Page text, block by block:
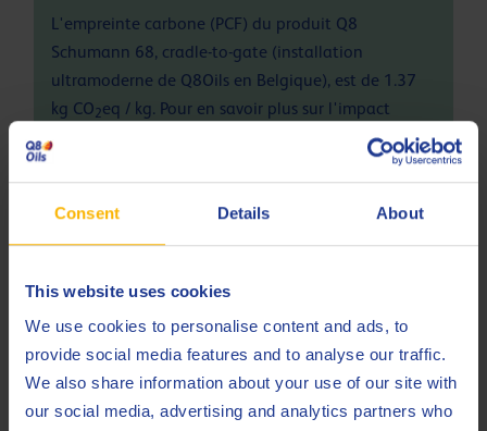
Consent Details About
This website uses cookies
We use cookies to personalise content and ads, to
provide social media features and to analyse our traffic.
We also share information about your use of our site with
our social media, advertising and analytics partners who
L'empreinte carbone (PCF) du produit Q8
Schumann 68, cradle-to-gate (installation
ultramoderne de Q8Oils en Belgique), est de 1.37
kg CO2eq / kg. Pour en savoir plus sur l'impact
environnemental positif et l'empreinte de ce
Spécifications et approbations
DIN 51506 VDL
6743-3 DAA
ISO 6743-3 DAB